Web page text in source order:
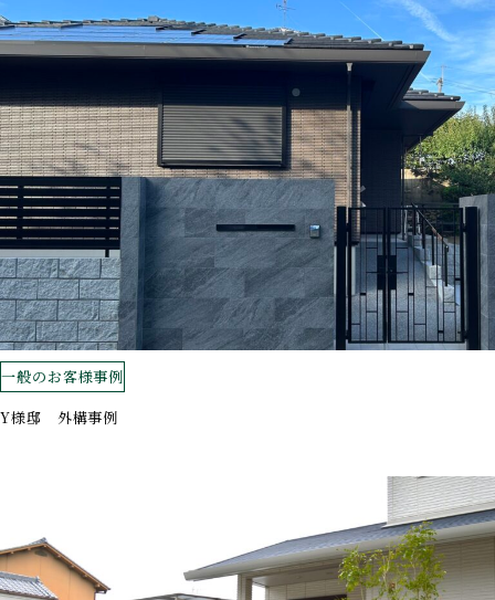
一般のお客様事例
Y様邸 外構事例